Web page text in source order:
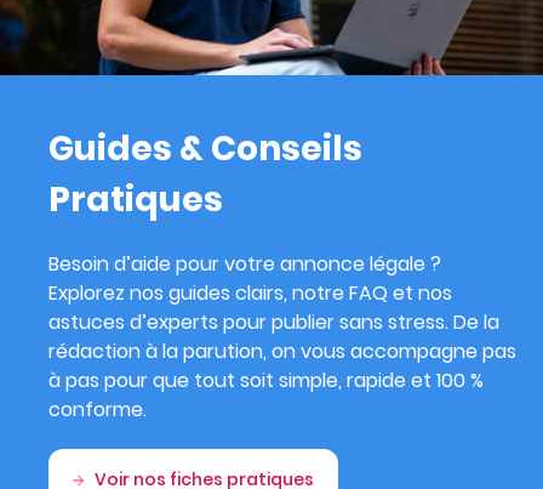
Guides & Conseils
Pratiques
Besoin d’aide pour votre annonce légale ?
Explorez nos guides clairs, notre FAQ et nos
astuces d’experts pour publier sans stress. De la
rédaction à la parution, on vous accompagne pas
à pas pour que tout soit simple, rapide et 100 %
conforme.
Voir nos fiches pratiques